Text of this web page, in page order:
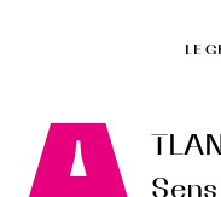
RSE
Objectifs
LE